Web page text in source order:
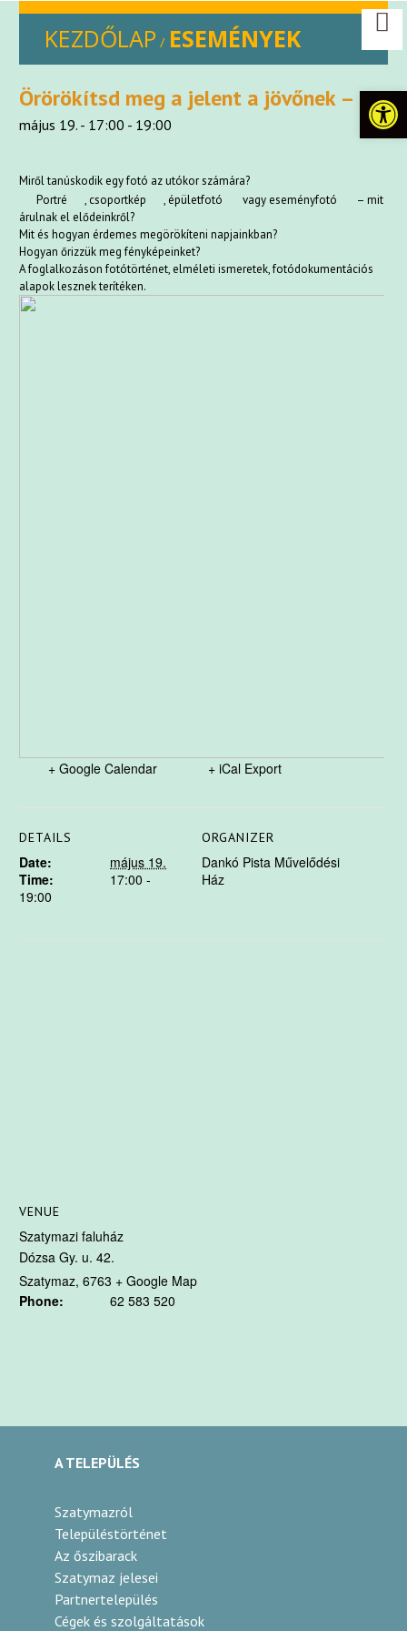
KEZDŐLAP / ESEMÉNYEK
Örörökítsd meg a jelent a jövőnek – II.
május 19. - 17:00 - 19:00
Miről tanúskodik egy fotó az utókor számára?
Portré
, csoportkép , épületfotó vagy eseményfotó
– mit
árulnak el elődeinkről?
Mit és hogyan érdemes megörökíteni napjainkban?
Hogyan őrizzük meg fényképeinket?
A foglalkozáson fotótörténet, elméleti ismeretek, fotódokumentációs
alapok lesznek terítéken.
+ Google Calendar + iCal Export
DETAILS
Date:
május 19.
Time:
17:00 -
19:00
ORGANIZER
Dankó Pista Művelődési
Ház
VENUE
Szatymazi faluház
Dózsa Gy. u. 42.
Szatymaz, 6763 + Google Map
Phone:
62 583 520
A TELEPÜLÉS
Szatymazról
Településtörténet
Az őszibarack
Szatymaz jelesei
Partnertelepülés
Cégek és szolgáltatások